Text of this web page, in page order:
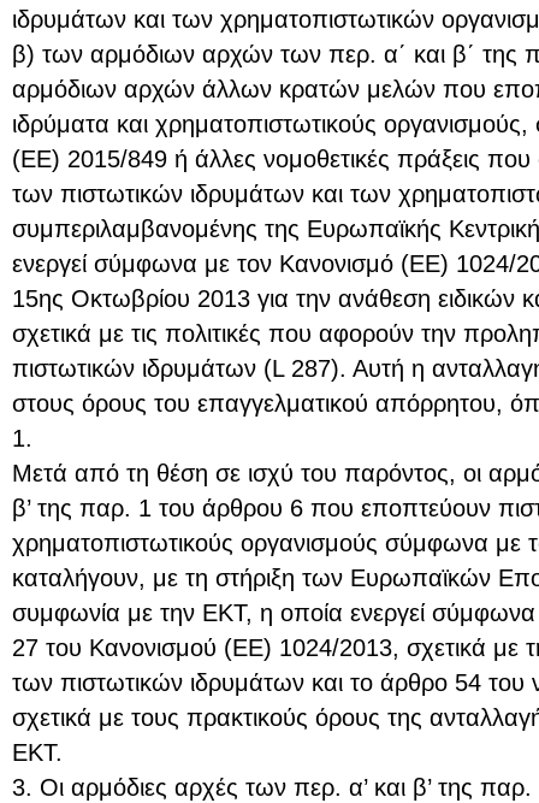
ιδρυμάτων και των χρηματοπιστωτικών
β) των αρμόδιων αρχών των περ. α΄ και β΄ της
αρμόδιων αρχών άλλων κρατών μελών που
ιδρύματα και χρηματοπιστωτικούς
(ΕΕ) 2015/849 ή άλλες νομοθετικές πράξεις που
των πιστωτικών ιδρυμάτων και των
συμπεριλαμβανομένης της Ευρωπαϊκής
ενεργεί σύμφωνα με τον Κανονισμό (ΕΕ) 1024/
15ης Οκτωβρίου 2013 για την ανάθεση ειδικών
σχετικά με τις πολιτικές που αφορούν την
πιστωτικών ιδρυμάτων (L 287). Αυτή η
στους όρους του επαγγελματικού απόρρητου,
1.
Μετά από τη θέση σε ισχύ του παρόντος, οι
β’ της παρ. 1 του άρθρου 6 που εποπτεύουν
χρηματοπιστωτικούς οργανισμούς σύμφωνα με
καταλήγουν, με τη στήριξη των Ευρωπαϊκών
συμφωνία με την ΕΚΤ, η οποία ενεργεί
27 του Κανονισμού (ΕΕ) 1024/2013, σχετικά με
των πιστωτικών ιδρυμάτων και το άρθρο 54
σχετικά με τους πρακτικούς όρους της
ΕΚΤ.
3. Οι αρμόδιες αρχές των περ. α’ και β’ της